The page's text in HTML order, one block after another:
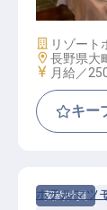
施設業態
リゾート
勤務地
長野県大
給与
月給／
キー
契約社員
ホテルマツ